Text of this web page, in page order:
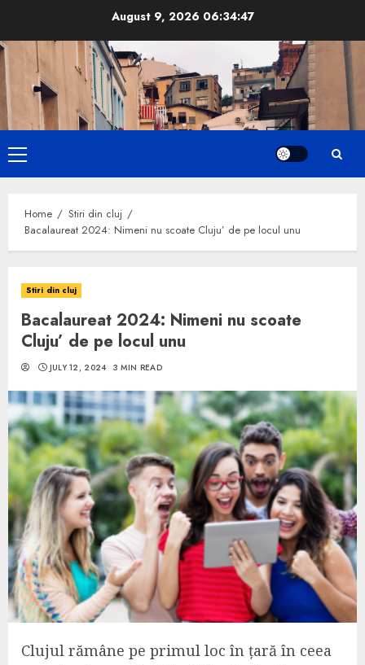
content
August 9, 2026 06:34:48
Primary
Menu
Home
Stiri din cluj
Bacalaureat 2024: Nimeni nu scoate Cluju’ de pe locul unu
Stiri din cluj
Bacalaureat 2024: Nimeni nu scoate
Cluju’ de pe locul unu
JULY 12, 2024 3 MIN READ
Clujul rămâne pe primul loc în țară în ceea